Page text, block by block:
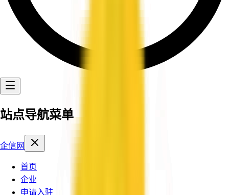
站点导航菜单
企信网
首页
企业
申请入驻